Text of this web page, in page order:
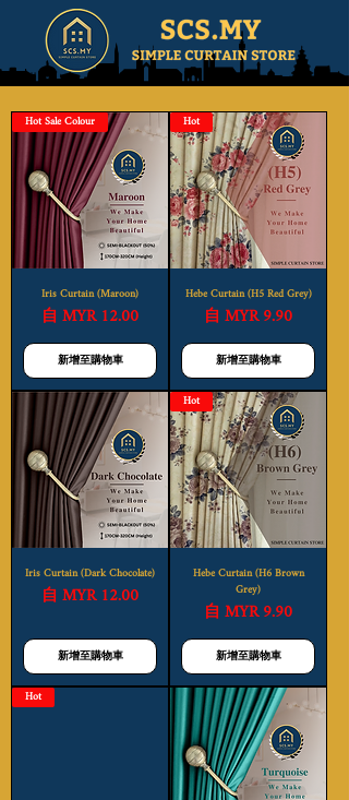
Hot Sale Colour
Iris Curtain (Maroon)
自MYR 12.00
促銷價格
新增至購物車
Hot
Hebe Curtain (H5 Red Grey)
自MYR 9.90
促銷價格
新增至購物車
Iris Curtain (Dark Chocolate)
自MYR 12.00
促銷價格
新增至購物車
Hot
Hebe Curtain (H6 Brown
Grey)
自MYR 9.90
促銷價格
新增至購物車
Hot